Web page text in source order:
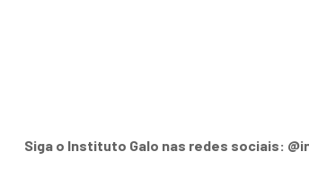
Siga o Instituto Galo nas redes sociais: